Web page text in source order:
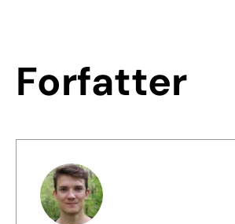
Forfatter